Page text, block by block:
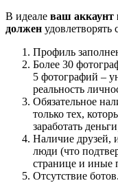
В идеале ваш
должен
Профиль
Более 30
5 фотографий –
реальность
Обязательное
только тех,
заработать
Наличие друзей,
люди (что
странице и иные
Отсутствие